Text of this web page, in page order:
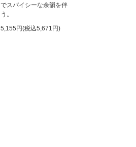
でスパイシーな余韻を伴
う。
5,155円(税込5,671円)